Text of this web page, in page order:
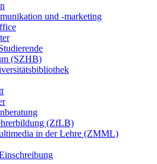
und -marketing
(SZHB)
(ZfLB)
in der Lehre (ZMML)